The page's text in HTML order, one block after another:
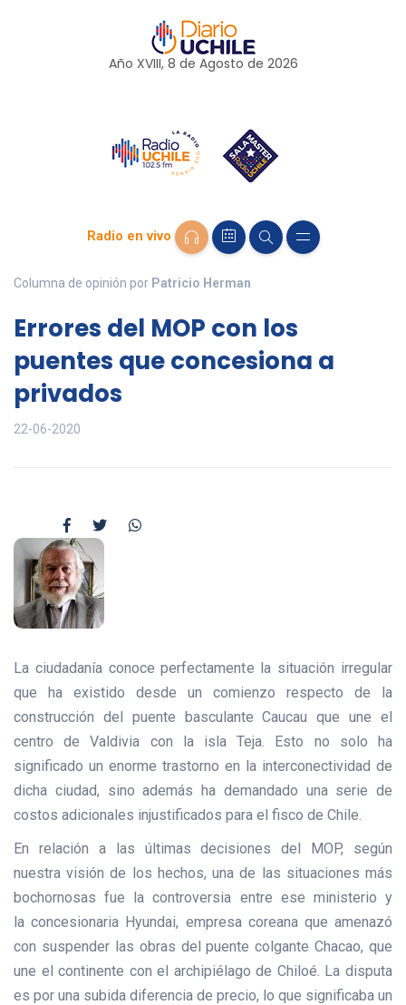
Año XVIII, 8 de Agosto de 2026
Radio en vivo
Columna de opinión por Patricio Herman
Errores del MOP con los
puentes que concesiona a
privados
22-06-2020
La ciudadanía conoce perfectamente la situación irregular
que ha existido desde un comienzo respecto de la
construcción del puente basculante Caucau que une el
centro de Valdivia con la isla Teja. Esto no solo ha
significado un enorme trastorno en la interconectividad de
dicha ciudad, sino además ha demandado una serie de
costos adicionales injustificados para el fisco de Chile.
En relación a las últimas decisiones del MOP, según
nuestra visión de los hechos, una de las situaciones más
bochornosas fue la controversia entre ese ministerio y
la concesionaria Hyundai, empresa coreana que amenazó
con suspender las obras del puente colgante Chacao, que
une el continente con el archipiélago de Chiloé. La disputa
es por una subida diferencia de precio, lo que significaba un